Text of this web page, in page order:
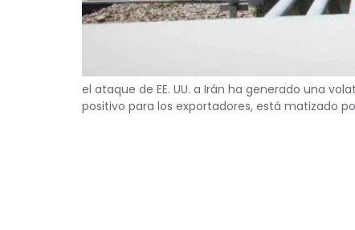
el ataque de EE. UU. a Irán ha generado una
positivo para los exportadores, está matizado